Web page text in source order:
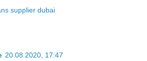
supplier dubai
20.08.2020, 17:47